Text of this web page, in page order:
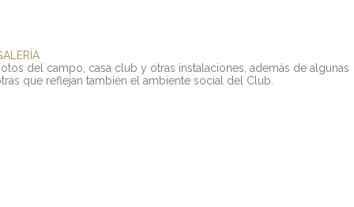
del campo, casa club y otras instalaciones, además de algunas
que reflejan también el ambiente social del Club.